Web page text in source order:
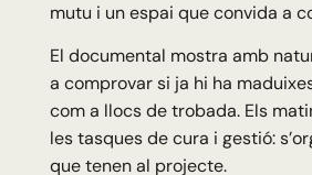
mutu i un espai que convida a
El documental mostra amb
a comprovar si ja hi ha
com a llocs de trobada. Els
les tasques de cura i gestió:
que tenen al projecte.